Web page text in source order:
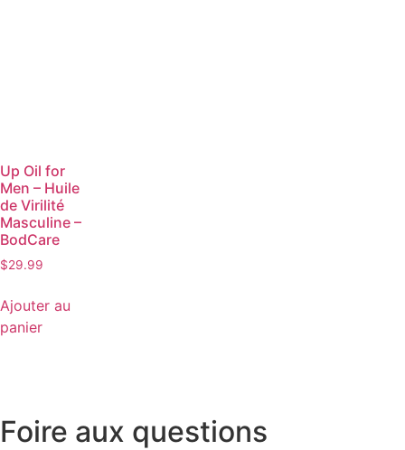
Up Oil for
Men – Huile
de Virilité
Masculine –
BodCare
$29.99
Ajouter au
panier
Foire aux questions